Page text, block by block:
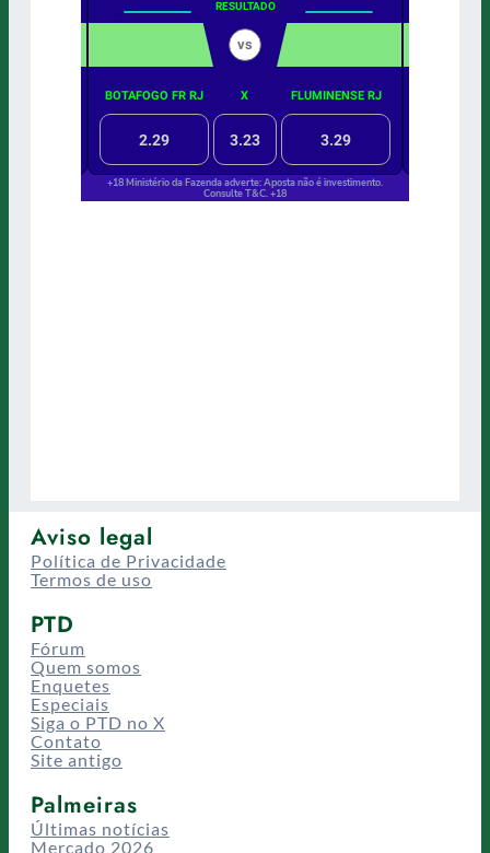
Aviso legal
Política de Privacidade
Termos de uso
PTD
Fórum
Quem somos
Enquetes
Especiais
Siga o PTD no X
Contato
Site antigo
Palmeiras
Últimas notícias
Mercado 2026